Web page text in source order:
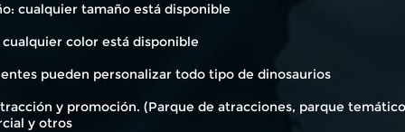
cualquier tamaño está disponible
cualquier color está disponible
pueden personalizar todo tipo de dinosaurios
y promoción. (Parque de atracciones, parque
y otros